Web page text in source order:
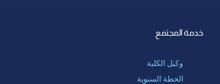
خدمة المجتمع
وكيل الكلية
الخطة السنوية